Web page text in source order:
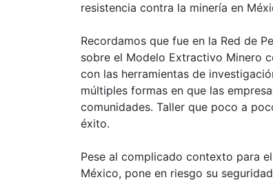
resistencia contra la minería en
Recordamos que fue en la Red de
sobre el Modelo Extractivo Minero
con las herramientas de
múltiples formas en que las
comunidades. Taller que poco a
éxito.
Pese al complicado contexto para
México, pone en riesgo su